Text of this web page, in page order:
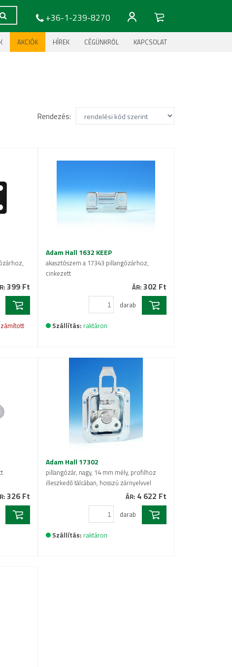
+36-1-239-8270
KAPCSOLAT
CÉGÜNKRŐL
HÍREK
AKCIÓK
Rendezés:
399 Ft
Adam Hall 1632 KEEP
akasztószem a 17343 pillangózárhoz,
cinkezett
ÁR: 302 Ft
darab
Szállítás: raktáron
326 Ft
Adam Hall 17302
pillangózár, nagy, 14 mm mély, profilhoz
illeszkedő tálcában, hosszú zárnyelvvel
ÁR: 4 622 Ft
darab
Szállítás: raktáron